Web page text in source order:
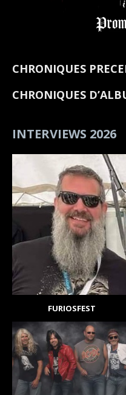
CHRONIQUES
CHRONIQUES
INTERVIEWS 2026
FURIOSFEST